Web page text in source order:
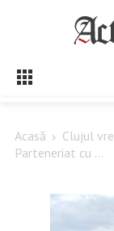
Acasă
Clujul
Parteneriat cu ...